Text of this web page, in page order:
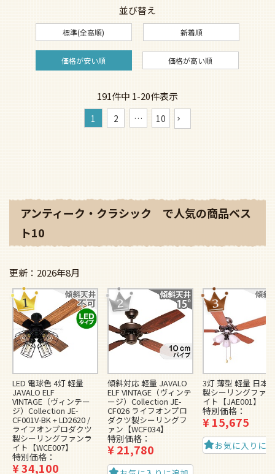
並び替え
標準(全高順) 新着順
価格が安い順 価格が高い順
191件中 1-20件表示
1 2 … 10
アンティーク・クラシック で人気の商品ベス
ト10
2026年8月
LED 電球色 4灯 軽量
JAVALO ELF
VINTAGE（ヴィンテー
ジ）Collection JE-
CF001V-BK + LD2620 /
ライフオンプロダクツ
製シーリングファンラ
イト【WCE007】
特別価格
¥34,100
傾斜対応 軽量 JAVALO
ELF VINTAGE（ヴィンテ
ージ）Collection JE-
CF026 ライフオンプロ
ダクツ製シーリングフ
ァン【WCF034】
特別価格
¥21,780
3灯 薄型 軽量 日本
製シーリングファ
イト【JAE001】
特別価格
¥15,675
お気に入りに